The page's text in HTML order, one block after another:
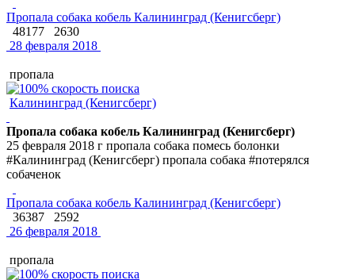
Пропала собака кобель Калининград (Кенигсберг)
48177
2630
28 февраля 2018
пропала
Калининград (Кенигсберг)
Пропала собака кобель Калининград (Кенигсберг)
25 февраля 2018 г пропала собака помесь болонки
#Калининград (Кенигсберг) пропала собака #потерялся
собаченок
Пропала собака кобель Калининград (Кенигсберг)
36387
2592
26 февраля 2018
пропала